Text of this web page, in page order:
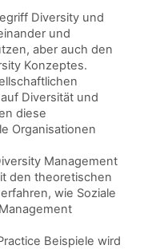
Diversity und
und
aber auch den
Konzeptes.
Diversität und
diese
Organisationen
Management
den theoretischen
wie Soziale
Beispiele wird